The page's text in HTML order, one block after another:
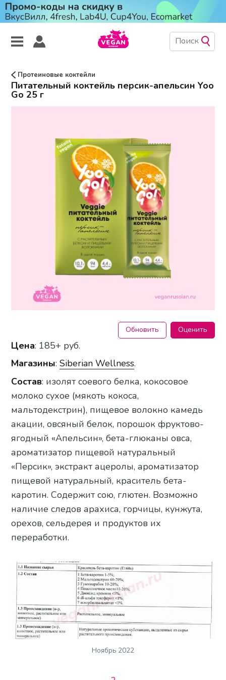
Протеиновые коктейли
Питательный коктейль персик-апельсин Yoo
Gо 25 г
Обновить Оценить
Цена: 185+ руб.
Магазины:Siberian Wellness.
Состав: изолят соевого белка, кокосовое
молоко сухое (мякоть кокоса,
мальтодекстрин), пищевое волокно камедь
акации, овсяный белок, порошок фруктово-
ягодный «Апельсин», бета-глюканы овса,
ароматизатор пищевой натуральный
«Персик», экстракт ацеролы, ароматизатор
пищевой натуральный, краситель бета-
каротин. Содержит сою, глютен. Возможно
наличие следов арахиса, горчицы, кунжута,
орехов, сельдерея и продуктов их
переработки.
Ноябрь 2022